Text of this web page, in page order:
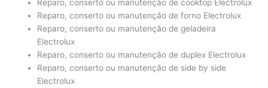
Reparo, conserto ou manutenção de cooktop Electrolux
Reparo, conserto ou manutenção de forno Electrolux
Reparo, conserto ou manutenção de geladeira
Electrolux
Reparo, conserto ou manutenção de duplex Electrolux
Reparo, conserto ou manutenção de side by side
Electrolux